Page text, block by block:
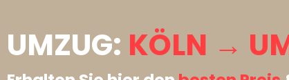
UMZUG: KÖLN →